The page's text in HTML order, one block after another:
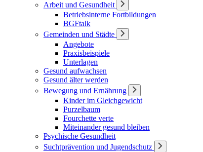
Arbeit und Gesundheit
Betriebsinterne Fortbildungen
BGFtalk
Gemeinden und Städte
Angebote
Praxisbeispiele
Unterlagen
Gesund aufwachsen
Gesund älter werden
Bewegung und Ernährung
Kinder im Gleichgewicht
Purzelbaum
Fourchette verte
Miteinander gesund bleiben
Psychische Gesundheit
Suchtprävention und Jugendschutz